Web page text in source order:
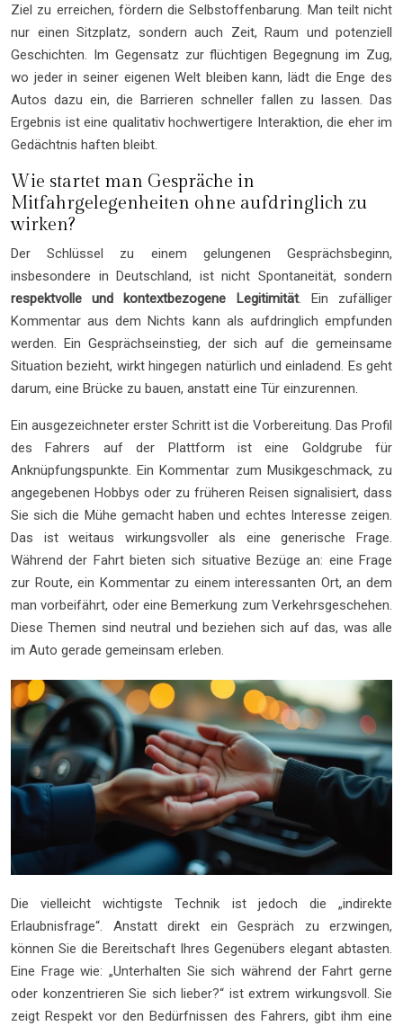
Ziel zu erreichen, fördern die Selbstoffenbarung. Man teilt nicht
nur einen Sitzplatz, sondern auch Zeit, Raum und potenziell
Geschichten. Im Gegensatz zur flüchtigen Begegnung im Zug,
wo jeder in seiner eigenen Welt bleiben kann, lädt die Enge des
Autos dazu ein, die Barrieren schneller fallen zu lassen. Das
Ergebnis ist eine qualitativ hochwertigere Interaktion, die eher im
Gedächtnis haften bleibt.
Wie startet man Gespräche in
Mitfahrgelegenheiten ohne aufdringlich zu
wirken?
Der Schlüssel zu einem gelungenen Gesprächsbeginn,
insbesondere in Deutschland, ist nicht Spontaneität, sondern
respektvolle und kontextbezogene Legitimität. Ein zufälliger
Kommentar aus dem Nichts kann als aufdringlich empfunden
werden. Ein Gesprächseinstieg, der sich auf die gemeinsame
Situation bezieht, wirkt hingegen natürlich und einladend. Es geht
darum, eine Brücke zu bauen, anstatt eine Tür einzurennen.
Ein ausgezeichneter erster Schritt ist die Vorbereitung. Das Profil
des Fahrers auf der Plattform ist eine Goldgrube für
Anknüpfungspunkte. Ein Kommentar zum Musikgeschmack, zu
angegebenen Hobbys oder zu früheren Reisen signalisiert, dass
Sie sich die Mühe gemacht haben und echtes Interesse zeigen.
Das ist weitaus wirkungsvoller als eine generische Frage.
Während der Fahrt bieten sich situative Bezüge an: eine Frage
zur Route, ein Kommentar zu einem interessanten Ort, an dem
man vorbeifährt, oder eine Bemerkung zum Verkehrsgeschehen.
Diese Themen sind neutral und beziehen sich auf das, was alle
im Auto gerade gemeinsam erleben.
Die vielleicht wichtigste Technik ist jedoch die „indirekte
Erlaubnisfrage“. Anstatt direkt ein Gespräch zu erzwingen,
können Sie die Bereitschaft Ihres Gegenübers elegant abtasten.
Eine Frage wie: „Unterhalten Sie sich während der Fahrt gerne
oder konzentrieren Sie sich lieber?“ ist extrem wirkungsvoll. Sie
zeigt Respekt vor den Bedürfnissen des Fahrers, gibt ihm eine